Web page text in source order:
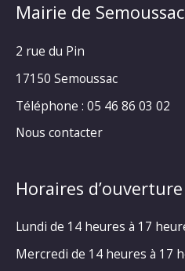
Mairie de Semoussac
2 rue du Pin
17150 Semoussac
Téléphone : 05 46 86 03 02
Nous contacter
Horaires
Lundi de 14 heures à 17
Mercredi de 14 heures à 17